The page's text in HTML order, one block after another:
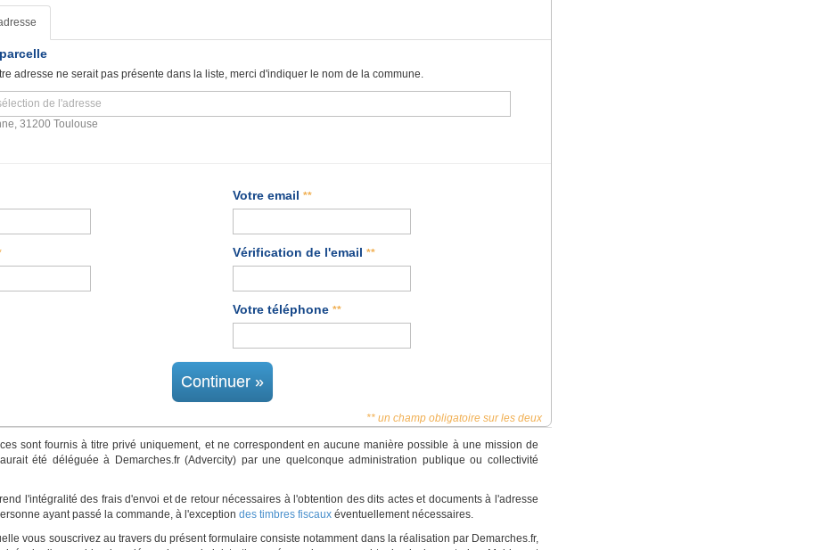
adresse ne serait pas présente dans la liste, merci d'indiquer le nom de la commune.
31200 Toulouse
Votre email **
Vérification de l'email **
Votre téléphone **
Continuer »
** un champ obligatoire sur les deux
sont fournis à titre privé uniquement, et ne correspondent en aucune manière possible à une mission de
été déléguée à Demarches.fr (Advercity) par une quelconque administration publique ou collectivité
l'intégralité des frais d'envoi et de retour nécessaires à l'obtention des dits actes et documents à l'adresse
ayant passé la commande, à l'exception des timbres fiscaux éventuellement nécessaires.
vous souscrivez au travers du présent formulaire consiste notamment dans la réalisation par Demarches.fr,